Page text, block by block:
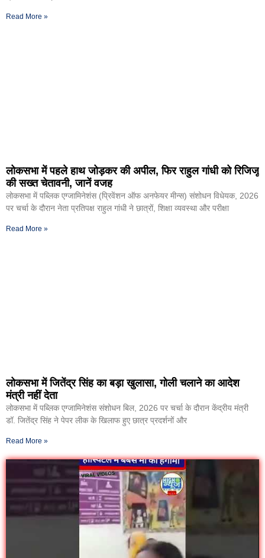
Read More »
लोकसभा में पहले हाथ जोड़कर की अपील, फिर राहुल गांधी को रिजिजू
की सख्त चेतावनी, जानें वजह
लोकसभा में पब्लिक एग्जामिनेशंस (प्रिवेंशन ऑफ अनफेयर मीन्स) संशोधन विधेयक, 2026
पर चर्चा के दौरान नेता प्रतिपक्ष राहुल गांधी ने छात्रों, शिक्षा व्यवस्था और परीक्षा
Read More »
लोकसभा में जितेंद्र सिंह का बड़ा खुलासा, गोली चलाने का आदेश
मंत्री नहीं देता
लोकसभा में पब्लिक एग्जामिनेशंस संशोधन बिल, 2026 पर चर्चा के दौरान केंद्रीय मंत्री
डॉ. जितेंद्र सिंह ने पेपर लीक के खिलाफ हुए छात्र प्रदर्शनों और
Read More »